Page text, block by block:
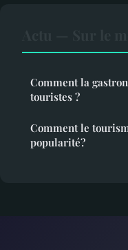
Comment la
touristes ?
Comment le
popularité?